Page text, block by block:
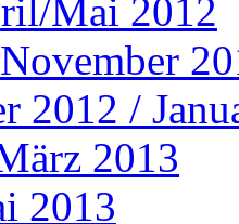
Mai 2012
2012 /
2013
2013